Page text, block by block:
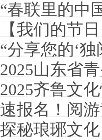
“春联里的中
【我们的节
集福啦
“分享您的‘
2025年度阅
2025山东省
2025齐鲁文
速报名！阅
探秘琅琊文